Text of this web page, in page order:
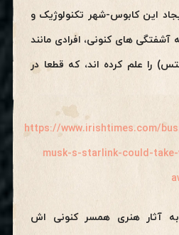
این کابوس-شهر تکنولوژیک و
آشفتگی های کنونی، افرادی مانند
را علم کرده اند، که قطعا در
https://www.irishtimes.com/
musk-s-starlink-could-
آثار هنری همسر کنونی اش